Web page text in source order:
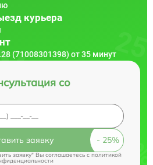
курьера
(71008301398) от 35 минут
со
заявку
заявку" Вы соглашаетесь cполитикой